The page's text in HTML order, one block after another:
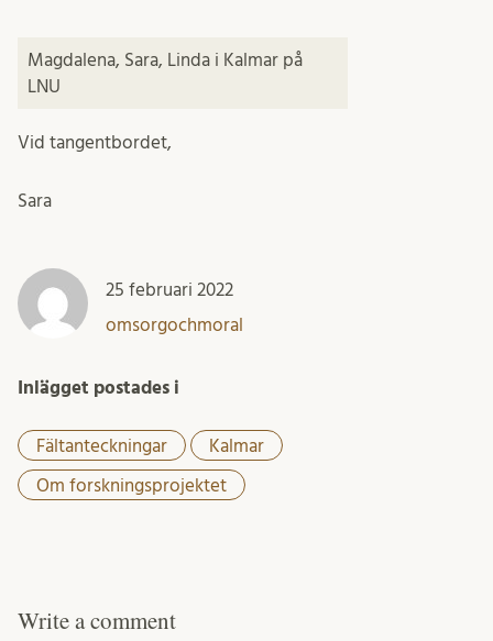
Magdalena, Sara, Linda i Kalmar på
LNU
Vid tangentbordet,
Sara
25 februari 2022
omsorgochmoral
Inlägget postades i
Fältanteckningar Kalmar
Om forskningsprojektet
Write a comment